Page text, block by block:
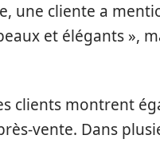
une cliente a
et élégants »,
clients montrent
vente. Dans